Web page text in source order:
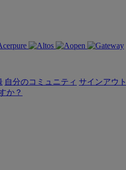
自分のコミュニティ サインアウト
か？